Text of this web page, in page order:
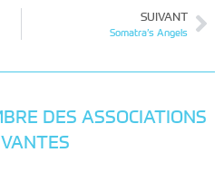
SUIVANT
Somatra’s Angels
DES ASSOCIATIONS